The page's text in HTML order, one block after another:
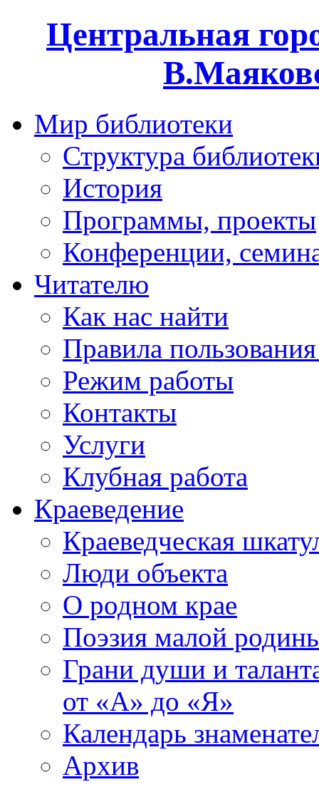
Центральная
Мир библиотеки
Структура
История
Программы, проекты
Конференции,
Читателю
Как нас найти
Правила
Режим работы
Контакты
Услуги
Клубная работа
Краеведение
Краеведческая
Люди объекта
О родном крае
Поэзия малой
Грани души и
от «А» до «Я»
Календарь
Архив